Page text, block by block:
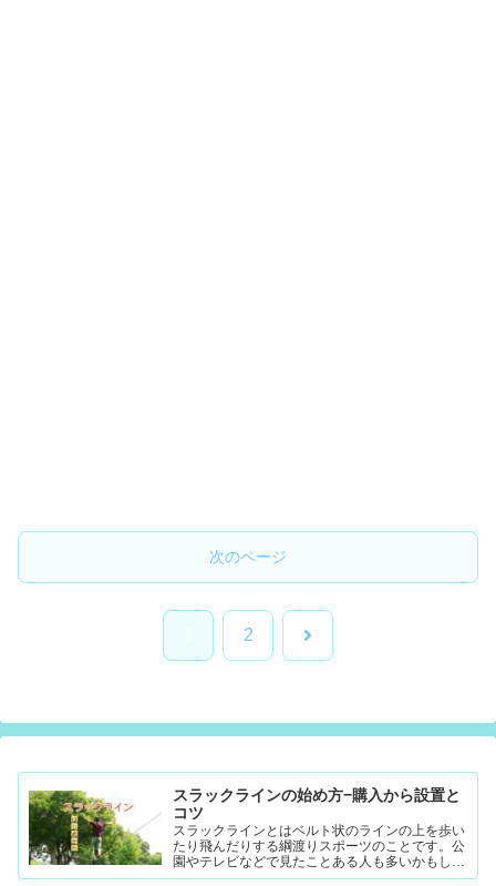
次のページ
2 次
スラックラインの始め方−購入から設置と
コツ
スラックラインとはベルト状のラインの上を歩い
たり飛んだりする綱渡りスポーツのことです。公
園やテレビなどで見たことある人も多いかもしれ
ません。難易度調整が簡単なので幼児から大人ま